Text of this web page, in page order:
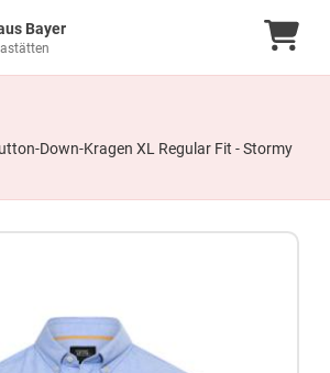
Bayer
Down-Kragen XL Regular Fit - Stormy